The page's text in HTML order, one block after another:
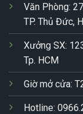
Văn Phòng:
TP. Thủ Đức,
Xưởng SX:
Tp. HCM
Giờ mở cửa:
Hotline: